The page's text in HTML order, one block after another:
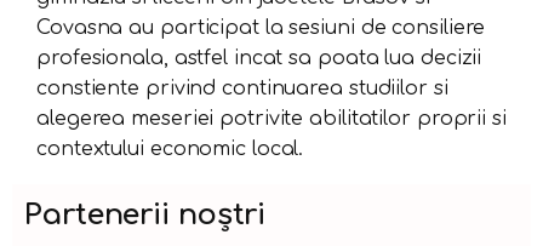
Covasna au participat la sesiuni de consiliere
profesionala, astfel incat sa poata lua decizii
constiente privind continuarea studiilor si
alegerea meseriei potrivite abilitatilor proprii si
contextului economic local.
Partenerii noștri